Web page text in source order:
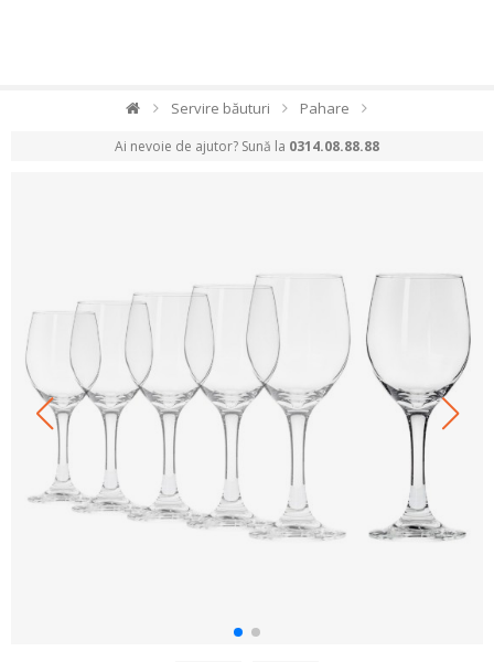
Servire băuturi Pahare
Ai nevoie de ajutor? Sună la 0314.08.88.88